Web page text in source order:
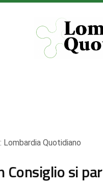
Lombardia Quotidiano
si